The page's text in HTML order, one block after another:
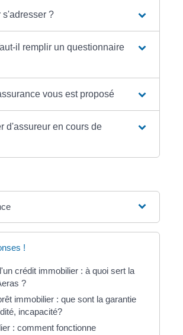
s'adresser ?
il remplir un questionnaire
vous est proposé
d'assureur en cours de
!
crédit immobilier : à quoi sert la
?
immobilier : que sont la garantie
incapacité?
: comment fonctionne